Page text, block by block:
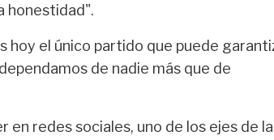
honestidad".
hoy el único partido que puede
de nadie más que de
en redes sociales, uno de los ejes de la